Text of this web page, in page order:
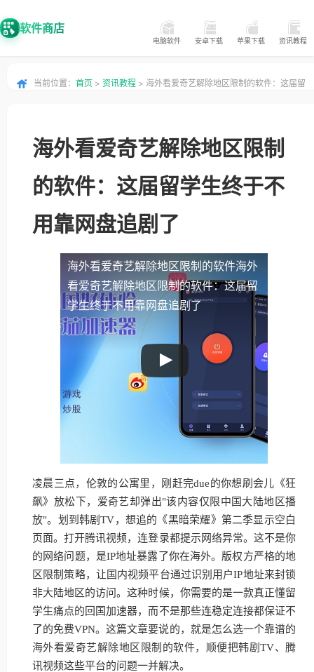
软件商店
电脑软件 安卓下载 苹果下载 资讯教程
当前位置： 首页 > 资讯教程 > 海外看爱奇艺解除地区限制的软件：这届留
海外看爱奇艺解除地区限制
的软件：这届留学生终于不
用靠网盘追剧了
海外看爱奇艺解除地区限制的软件海外
看爱奇艺解除地区限制的软件：这届留
学生终于不用靠网盘追剧了
凌晨三点，伦敦的公寓里，刚赶完due的你想刷会儿《狂
飙》放松下，爱奇艺却弹出"该内容仅限中国大陆地区播
放"。划到韩剧TV，想追的《黑暗荣耀》第二季显示空白
页面。打开腾讯视频，连登录都提示网络异常。这不是你
的网络问题，是IP地址暴露了你在海外。版权方严格的地
区限制策略，让国内视频平台通过识别用户IP地址来封锁
非大陆地区的访问。这种时候，你需要的是一款真正懂留
学生痛点的回国加速器，而不是那些连稳定连接都保证不
了的免费VPN。这篇文章要说的，就是怎么选一个靠谱的
海外看爱奇艺解除地区限制的软件，顺便把韩剧TV、腾
讯视频这些平台的问题一并解决。